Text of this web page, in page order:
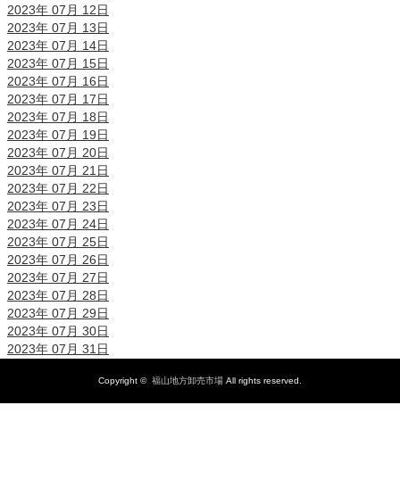
2023年 07月 12日
2023年 07月 13日
2023年 07月 14日
2023年 07月 15日
2023年 07月 16日
2023年 07月 17日
2023年 07月 18日
2023年 07月 19日
2023年 07月 20日
2023年 07月 21日
2023年 07月 22日
2023年 07月 23日
2023年 07月 24日
2023年 07月 25日
2023年 07月 26日
2023年 07月 27日
2023年 07月 28日
2023年 07月 29日
2023年 07月 30日
2023年 07月 31日
Copyright © 福山地方卸売市場 All rights reserved.